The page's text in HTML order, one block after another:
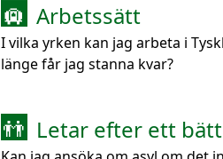
🛄 Arbetssätt
I vilka yrken kan jag arbeta i
länge får jag stanna kvar?
👬 Letar efter ett